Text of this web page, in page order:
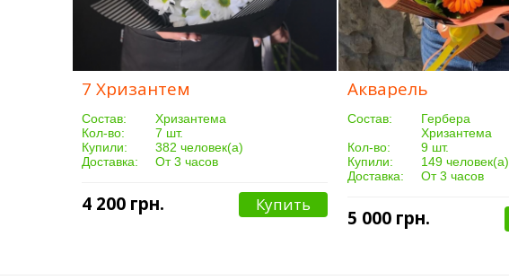
7 Хризантем
Cостав:
Хризантема
Кол-во:
7 шт.
Купили:
382 человек(а)
Доставка:
От 3 часов
4 200 грн. Купить
Акварель
Cостав:
Гербера
Хризантема
Кол-во:
9 шт.
Купили:
149 человек(а)
Доставка:
От 3 часов
5 000 грн.